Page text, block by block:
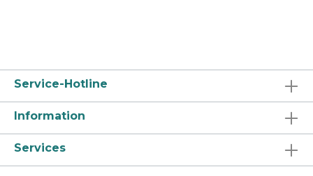
Service-Hotline
Information
Services